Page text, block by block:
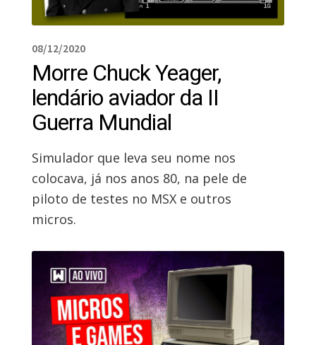
08/12/2020
Morre Chuck Yeager,
lendário aviador da II
Guerra Mundial
Simulador que leva seu nome nos
colocava, já nos anos 80, na pele de
piloto de testes no MSX e outros
micros.